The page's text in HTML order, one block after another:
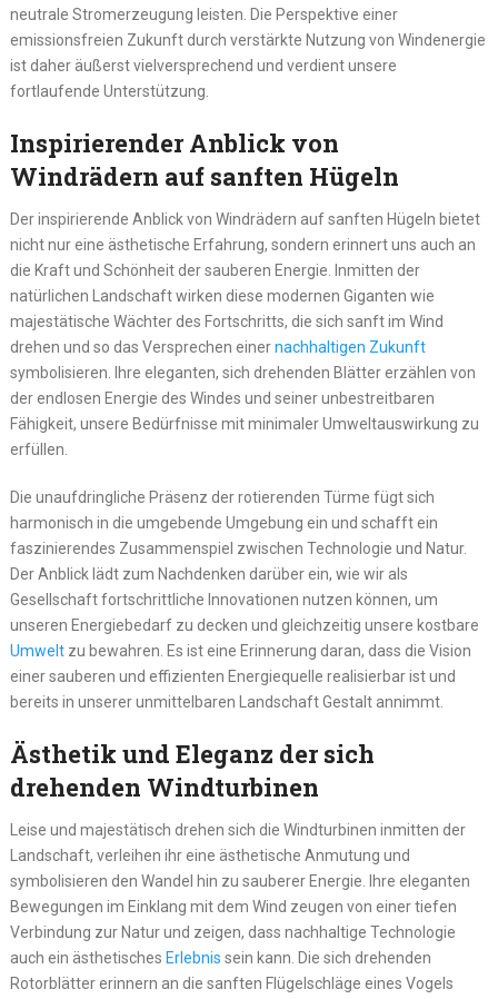
neutrale Stromerzeugung leisten. Die Perspektive einer
emissionsfreien Zukunft durch verstärkte Nutzung von Windenergie
ist daher äußerst vielversprechend und verdient unsere
fortlaufende Unterstützung.
Inspirierender Anblick von
Windrädern auf sanften Hügeln
Der inspirierende Anblick von Windrädern auf sanften Hügeln bietet
nicht nur eine ästhetische Erfahrung, sondern erinnert uns auch an
die Kraft und Schönheit der sauberen Energie. Inmitten der
natürlichen Landschaft wirken diese modernen Giganten wie
majestätische Wächter des Fortschritts, die sich sanft im Wind
drehen und so das Versprechen einernachhaltigen Zukunft
symbolisieren. Ihre eleganten, sich drehenden Blätter erzählen von
der endlosen Energie des Windes und seiner unbestreitbaren
Fähigkeit, unsere Bedürfnisse mit minimaler Umweltauswirkung zu
erfüllen.
Die unaufdringliche Präsenz der rotierenden Türme fügt sich
harmonisch in die umgebende Umgebung ein und schafft ein
faszinierendes Zusammenspiel zwischen Technologie und Natur.
Der Anblick lädt zum Nachdenken darüber ein, wie wir als
Gesellschaft fortschrittliche Innovationen nutzen können, um
unseren Energiebedarf zu decken und gleichzeitig unsere kostbare
Umweltzu bewahren. Es ist eine Erinnerung daran, dass die Vision
einer sauberen und effizienten Energiequelle realisierbar ist und
bereits in unserer unmittelbaren Landschaft Gestalt annimmt.
Ästhetik und Eleganz der sich
drehenden Windturbinen
Leise und majestätisch drehen sich die Windturbinen inmitten der
Landschaft, verleihen ihr eine ästhetische Anmutung und
symbolisieren den Wandel hin zu sauberer Energie. Ihre eleganten
Bewegungen im Einklang mit dem Wind zeugen von einer tiefen
Verbindung zur Natur und zeigen, dass nachhaltige Technologie
auch ein ästhetisches Erlebnis sein kann. Die sich drehenden
Rotorblätter erinnern an die sanften Flügelschläge eines Vogels